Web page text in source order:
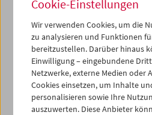
Men & Masks
1980,2 min
Regie:Ashley Hans Scheirl
Darsteller*innen:Norbert
Sammlung:Kontakt Sammlung,
Cookie-Einstellungen
Wir verwenden Cookies, um die
zu analysieren und Funktionen
bereitzustellen. Darüber hinaus
Einwilligung – eingebundene
Netzwerke, externe Medien oder
Cookies einsetzen, um Inhalte
personalisieren sowie Ihre
auszuwerten. Diese Anbieter